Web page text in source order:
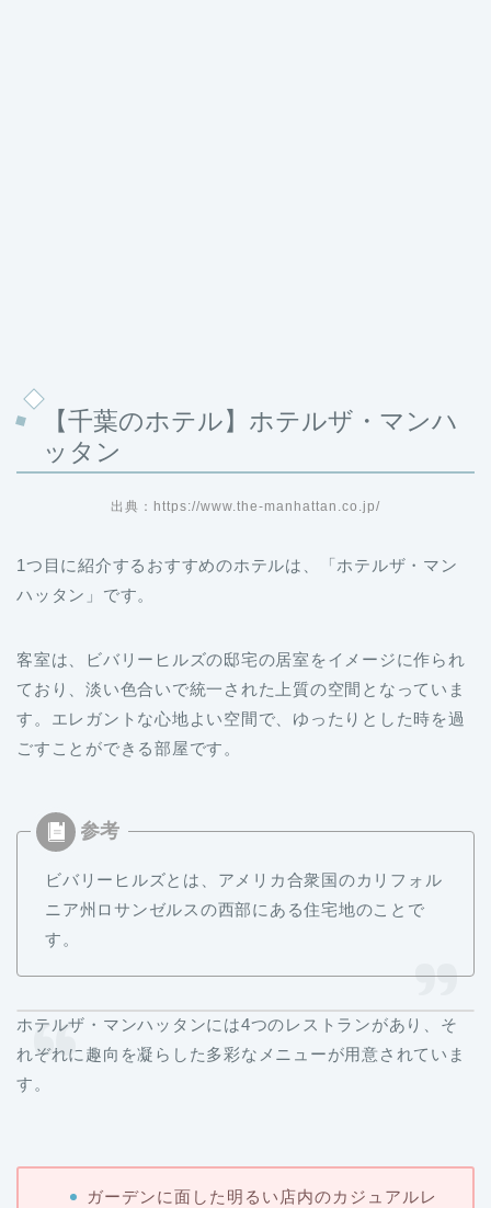
【千葉のホテル】ホテルザ・マンハ
ッタン
出典：https://www.the-manhattan.co.jp/
1つ目に紹介するおすすめのホテルは、「ホテルザ・マン
ハッタン」です。
客室は、ビバリーヒルズの邸宅の居室をイメージに作られ
ており、淡い色合いで統一された上質の空間となっていま
す。エレガントな心地よい空間で、ゆったりとした時を過
ごすことができる部屋です。
ビバリーヒルズとは、アメリカ合衆国のカリフォル
ニア州ロサンゼルスの西部にある住宅地のことで
す。
ホテルザ・マンハッタンには4つのレストランがあり、そ
れぞれに趣向を凝らした多彩なメニューが用意されていま
す。
ガーデンに面した明るい店内のカジュアルレ